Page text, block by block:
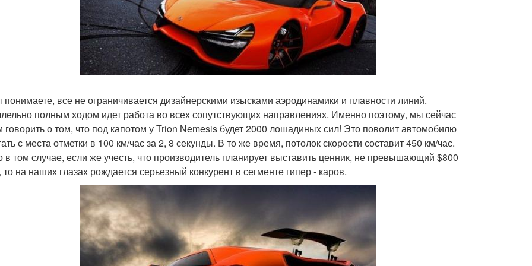
понимаете, все не ограничивается дизайнерскими изысками аэродинамики и плавности линий.
полным ходом идет работа во всех сопутствующих направлениях. Именно поэтому, мы сейчас
о том, что под капотом у Trion Nemesis будет 2000 лошадиных сил! Это поволит автомобилю
с места отметки в 100 км/час за 2, 8 секунды. В то же время, потолок скорости составит 450 км/час.
в том случае, если же учесть, что производитель планирует выставить ценник, не превышающий $800
то на наших глазах рождается серьезный конкурент в сегменте гипер - каров.